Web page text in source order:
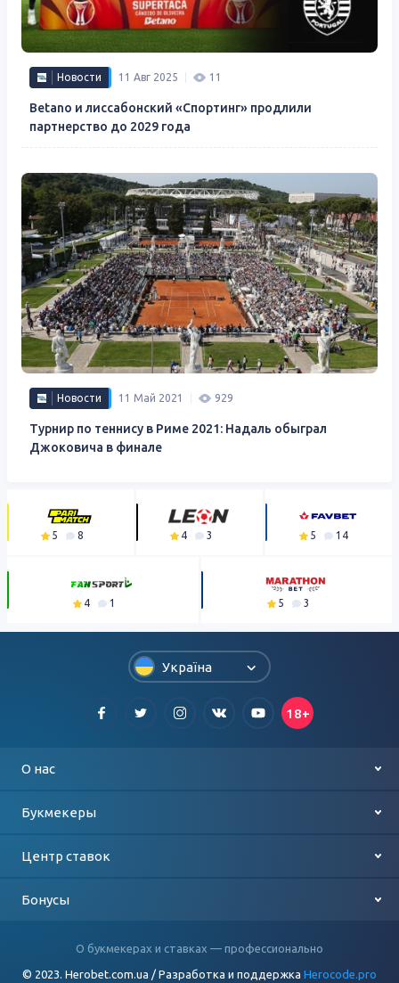
Новости 11 Авг 2025 11
Betano и лиссабонский «Спортинг» продлили
партнерство до 2029 года
Новости 11 Май 2021 929
Турнир по теннису в Риме 2021: Надаль обыграл
Джоковича в финале
5 8 4 3 5 14
4 1 5 3
Україна
18+
О нас
Контакты
О проекте
Политика конфиденциальности
Букмекеры
Лучшие букмекеры
Выбор игроков
Центр ставок
Футбол
Бонусы
2500 грн от БК PariMatch
О букмекерах и ставках — профессионально
© 2023. Herobet.com.ua / Разработка и поддержка Herocode.pro